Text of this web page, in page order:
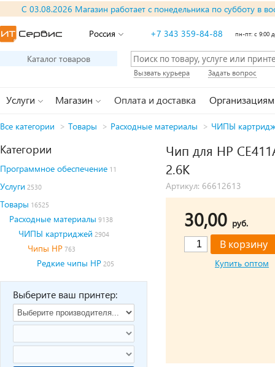
С 03.08.2026 Магазин работает с понедельника по субботу в
Россия +7 343 359-84-88 пн-пт: с 9:00
Каталог товаров
Вызвать курьера Задать вопрос
Услуги Магазин Оплата и доставка Организациям
Все категории > Товары > Расходные материалы > ЧИПЫ
Категории
Программное обеспечение 11
Услуги 2530
Товары 16525
Расходные материалы 9138
ЧИПЫ картриджей 2904
Чипы HP 763
Редкие чипы HP 205
Выберите ваш принтер:
Чип для HP
2.6K
Артикул: 66612613
30,00 руб.
Купить оптом